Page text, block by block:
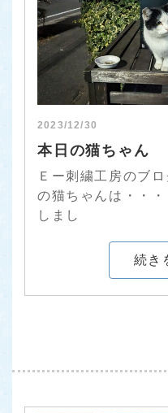
2023/12/30
本日の猫ちゃん
Ｅー刺繍工房のブ
の猫ちゃんは・・
しまし
続